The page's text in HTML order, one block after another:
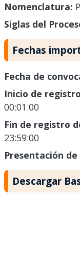
Nomenclatura:
Siglas del
Fechas
Fecha de
Inicio de
00:01:00
Fin de registro
23:59:00
Presentación
Descargar